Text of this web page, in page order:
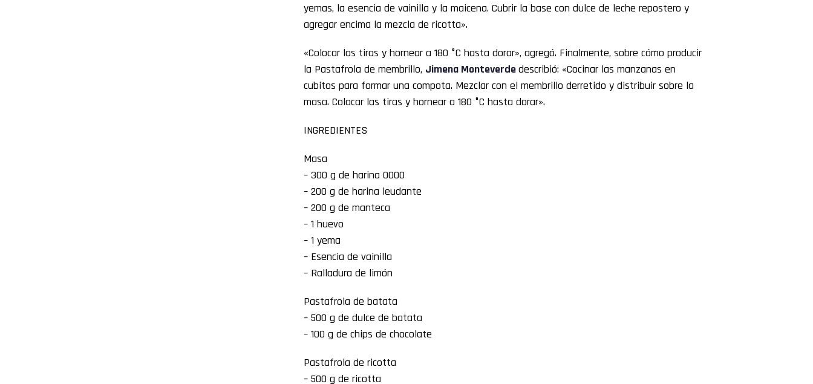
yemas, la esencia de vainilla y la maicena. Cubrir la base con dulce de leche repostero y
agregar encima la mezcla de ricotta».
«Colocar las tiras y hornear a 180 °C hasta dorar», agregó. Finalmente, sobre cómo producir
la Pastafrola de membrillo, Jimena Monteverdedescribió: «Cocinar las manzanas en
cubitos para formar una compota. Mezclar con el membrillo derretido y distribuir sobre la
masa. Colocar las tiras y hornear a 180 °C hasta dorar».
INGREDIENTES
Masa
– 300 g de harina 0000
– 200 g de harina leudante
– 200 g de manteca
– 1 huevo
– 1 yema
– Esencia de vainilla
– Ralladura de limón
Pastafrola de batata
– 500 g de dulce de batata
– 100 g de chips de chocolate
Pastafrola de ricotta
– 500 g de ricotta